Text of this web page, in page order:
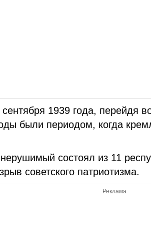
1939 года, перейдя
были периодом, когда
состоял из 11
советского патриотизма.
Реклама